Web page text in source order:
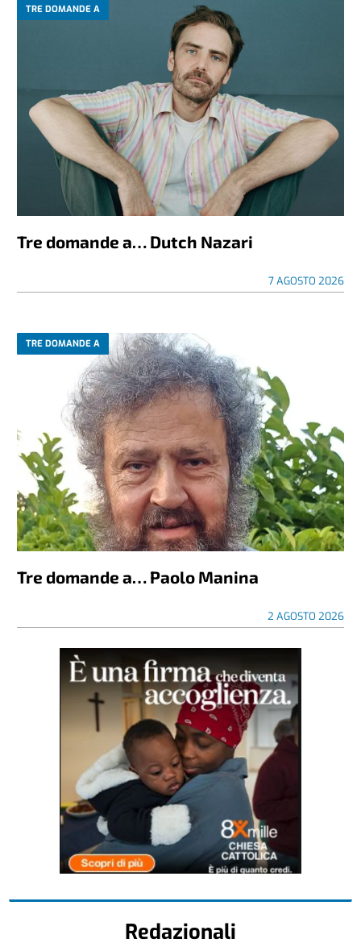
TRE DOMANDE A
Tre domande a… Dutch Nazari
7 AGOSTO 2026
TRE DOMANDE A
Tre domande a… Paolo Manina
2 AGOSTO 2026
Redazionali